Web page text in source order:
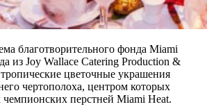
благотворительного фонда Miami
из Joy Wallace Catering Production &
тропические цветочные украшения
чертополоха, центром которых
чемпионских перстней Miami Heat.